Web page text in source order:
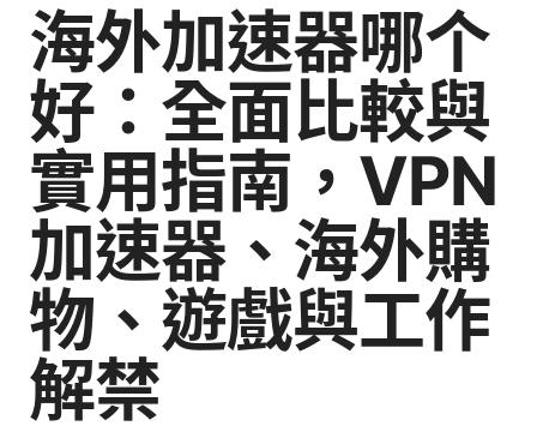
海外加速器哪个
好：全面比較與
實用指南，VPN
加速器、海外購
物、遊戲與工作
解禁